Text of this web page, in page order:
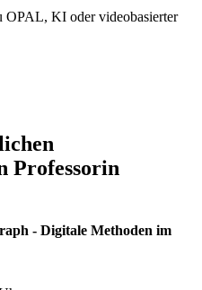
OPAL, KI oder videobasierter
Professorin
- Digitale Methoden im